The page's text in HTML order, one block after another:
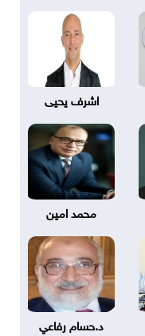
اشرف يحيى
محمد امين
د.حسام رفاعي